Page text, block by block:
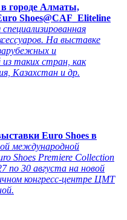
городе Алматы,
Shoes@CAF_Eliteline
На выставке
и
таких стран, как
Казахстан и др.
Euro Shoes в
международной
Shoes Premiere Collection
по 30 августа на новой
конгресс-центре ЦМТ